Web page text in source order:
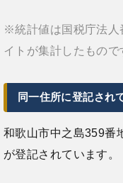
※統計値は国税庁法人
イトが集計したもので
同一住所に登記され
和歌山市中之島359番
が登記されています。